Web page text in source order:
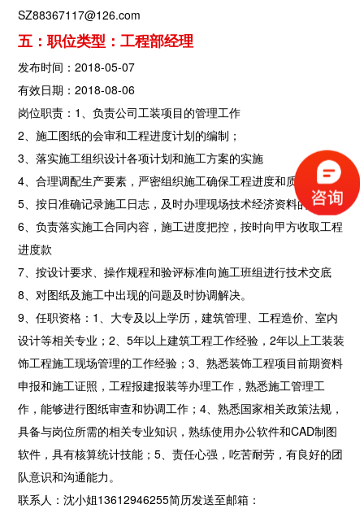
SZ88367117@126.com
五：职位类型：工程部经理
发布时间：2018-05-07
有效日期：2018-08-06
岗位职责：1、负责公司工装项目的管理工作
2、施工图纸的会审和工程进度计划的编制；
3、落实施工组织设计各项计划和施工方案的实施
4、合理调配生产要素，严密组织施工确保工程进度和质量
5、按日准确记录施工日志，及时办理现场技术经济资料的签证；
6、负责落实施工合同内容，施工进度把控，按时向甲方收取工程
进度款
7、按设计要求、操作规程和验评标准向施工班组进行技术交底
8、对图纸及施工中出现的问题及时协调解决。
9、任职资格：1、大专及以上学历，建筑管理、工程造价、室内
设计等相关专业；2、5年以上建筑工程工作经验，2年以上工装装
饰工程施工现场管理的工作经验；3、熟悉装饰工程项目前期资料
申报和施工证照，工程报建报装等办理工作，熟悉施工管理工
作，能够进行图纸审查和协调工作；4、熟悉国家相关政策法规，
具备与岗位所需的相关专业知识，熟练使用办公软件和CAD制图
软件，具有核算统计技能；5、责任心强，吃苦耐劳，有良好的团
队意识和沟通能力。
联系人：沈小姐13612946255简历发送至邮箱：